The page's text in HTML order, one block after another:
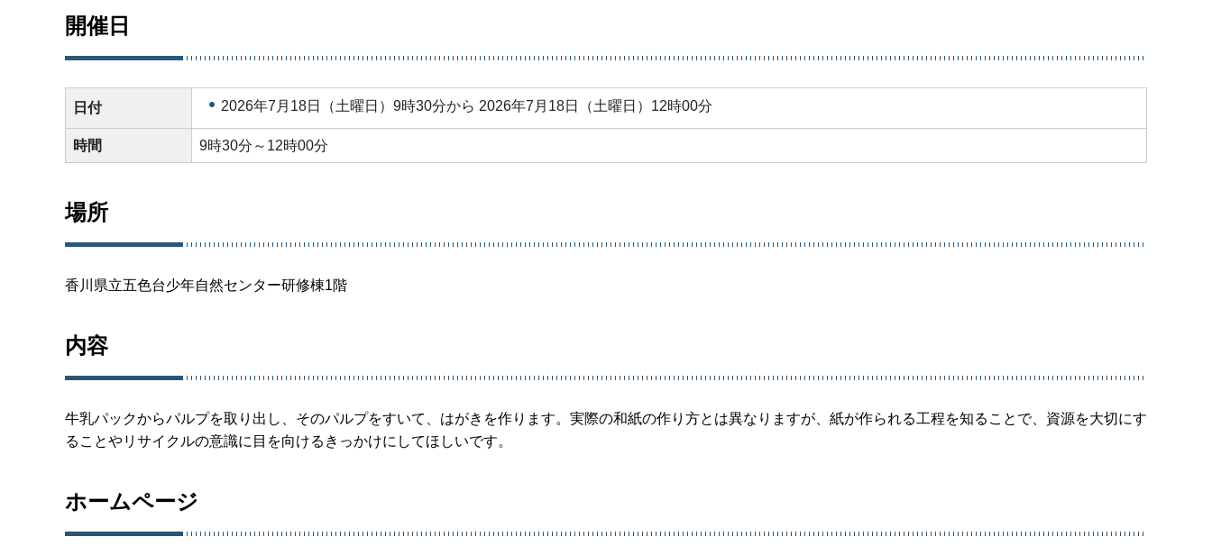
開催日
日付 2026年7月18日（土曜日）9時30分から 2026年7月18日（土曜日）12時00分
時間 9時30分～12時00分
場所
香川県立五色台少年自然センター研修棟1階
内容
牛乳パックからパルプを取り出し、そのパルプをすいて、はがきを作ります。実際の和紙の作り方とは異なりますが、紙が作られる工程を知ることで、資源を大切にす
ることやリサイクルの意識に目を向けるきっかけにしてほしいです。
ホームページ